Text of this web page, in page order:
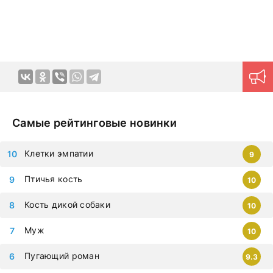
которыми восхищается весь мир. Все фильмы можно
смотреть на любых гаджетах – iphone, android, планшет.
Самые рейтинговые новинки
Пугающий роман 9.3
Муж 10
Кость дикой собаки 10
Птичья кость 10
Клетки эмпатии 9